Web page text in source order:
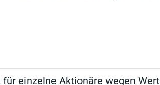
einzelne Aktionäre wegen